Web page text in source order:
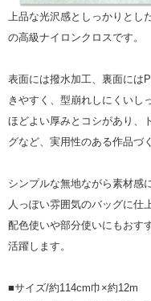
上品な光沢感としっかりと
の高級ナイロンクロスです。
表面には撥水加工、裏面には
きやすく、型崩れしにくいし
ほどよい厚みとコシがあり、
グなど、実用性のある作品づ
シンプルな無地ながら素材感
人っぽい雰囲気のバッグに仕
配色使いや部分使いにもおす
活躍します。
■サイズ/約114cm巾×約12m